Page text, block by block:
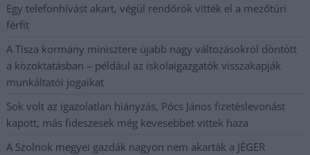
Egy telefonhívást akart, végül rendőrök vitték el a mezőtúri
férfit
A Tisza kormány minisztere újabb nagy változásokról döntött
a közoktatásban – például az iskolaigazgatók visszakapják
munkáltatói jogaikat
Sok volt az igazolatlan hiányzás, Pócs János fizetéslevonást
kapott, más fideszesek még kevesebbet vittek haza
A Szolnok megyei gazdák nagyon nem akarták a JÉGER